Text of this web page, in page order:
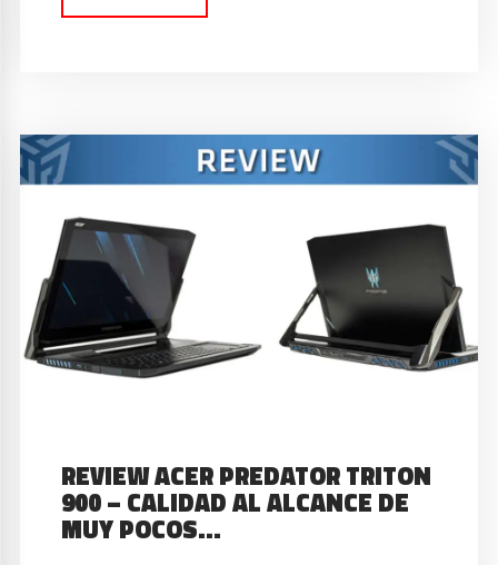
REVIEW ACER PREDATOR TRITON
900 – CALIDAD AL ALCANCE DE
MUY POCOS…